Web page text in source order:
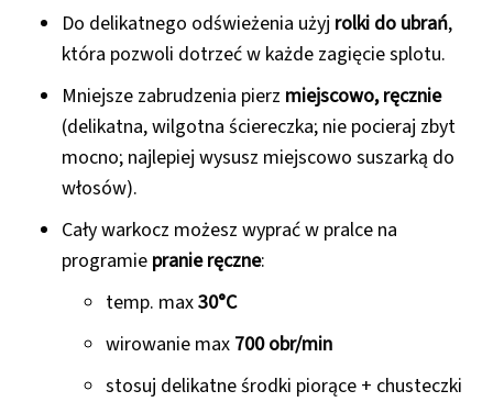
Do delikatnego odświeżenia użyj rolki do ubrań,
która pozwoli dotrzeć w każde zagięcie splotu.
Mniejsze zabrudzenia pierz miejscowo, ręcznie
(delikatna, wilgotna ściereczka; nie pocieraj zbyt
mocno; najlepiej wysusz miejscowo suszarką do
włosów).
Cały warkocz możesz wyprać w pralce na
programie pranie ręczne:
temp. max30°C
wirowanie max 700 obr/min
stosuj delikatne środki piorące + chusteczki